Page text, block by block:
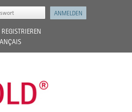
REGISTRIEREN